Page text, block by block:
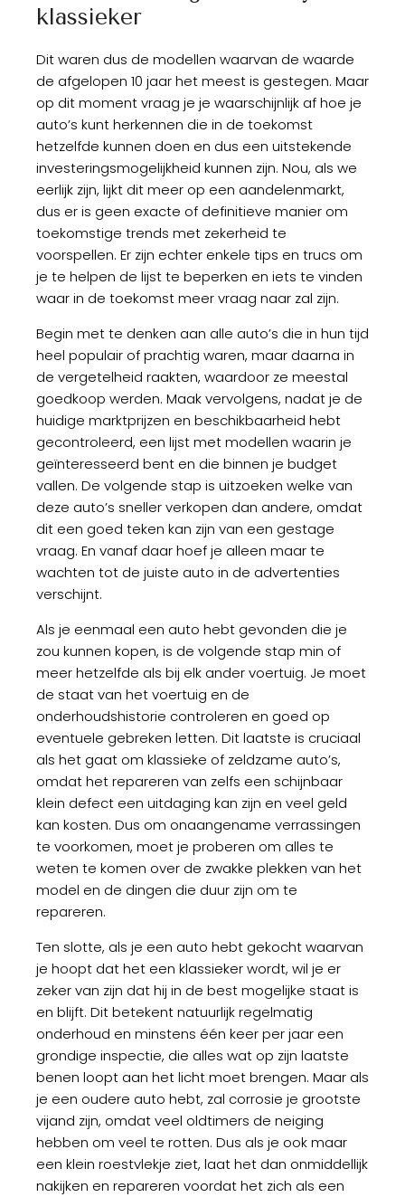
klassieker
Dit waren dus de modellen waarvan de waarde
de afgelopen 10 jaar het meest is gestegen. Maar
op dit moment vraag je je waarschijnlijk af hoe je
auto’s kunt herkennen die in de toekomst
hetzelfde kunnen doen en dus een uitstekende
investeringsmogelijkheid kunnen zijn. Nou, als we
eerlijk zijn, lijkt dit meer op een aandelenmarkt,
dus er is geen exacte of definitieve manier om
toekomstige trends met zekerheid te
voorspellen. Er zijn echter enkele tips en trucs om
je te helpen de lijst te beperken en iets te vinden
waar in de toekomst meer vraag naar zal zijn.
Begin met te denken aan alle auto’s die in hun tijd
heel populair of prachtig waren, maar daarna in
de vergetelheid raakten, waardoor ze meestal
goedkoop werden. Maak vervolgens, nadat je de
huidige marktprijzen en beschikbaarheid hebt
gecontroleerd, een lijst met modellen waarin je
geïnteresseerd bent en die binnen je budget
vallen. De volgende stap is uitzoeken welke van
deze auto’s sneller verkopen dan andere, omdat
dit een goed teken kan zijn van een gestage
vraag. En vanaf daar hoef je alleen maar te
wachten tot de juiste auto in de advertenties
verschijnt.
Als je eenmaal een auto hebt gevonden die je
zou kunnen kopen, is de volgende stap min of
meer hetzelfde als bij elk ander voertuig. Je moet
de staat van het voertuig en de
onderhoudshistorie controleren en goed op
eventuele gebreken letten. Dit laatste is cruciaal
als het gaat om klassieke of zeldzame auto’s,
omdat het repareren van zelfs een schijnbaar
klein defect een uitdaging kan zijn en veel geld
kan kosten. Dus om onaangename verrassingen
te voorkomen, moet je proberen om alles te
weten te komen over de zwakke plekken van het
model en de dingen die duur zijn om te
repareren.
Ten slotte, als je een auto hebt gekocht waarvan
je hoopt dat het een klassieker wordt, wil je er
zeker van zijn dat hij in de best mogelijke staat is
en blijft. Dit betekent natuurlijk regelmatig
onderhoud en minstens één keer per jaar een
grondige inspectie, die alles wat op zijn laatste
benen loopt aan het licht moet brengen. Maar als
je een oudere auto hebt, zal corrosie je grootste
vijand zijn, omdat veel oldtimers de neiging
hebben om veel te rotten. Dus als je ook maar
een klein roestvlekje ziet, laat het dan onmiddellijk
nakijken en repareren voordat het zich als een